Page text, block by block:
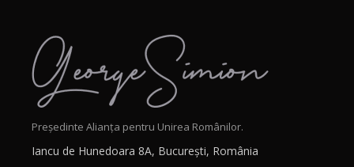
Președinte Alianța pentru Unirea Românilor.
Iancu de Hunedoara 8A, București, România